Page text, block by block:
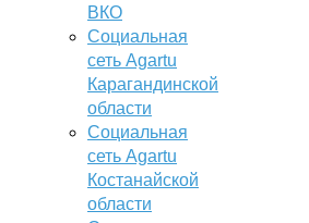
ВКО
Социальная
сеть Agartu
Карагандинской
области
Социальная
сеть Agartu
Костанайской
области